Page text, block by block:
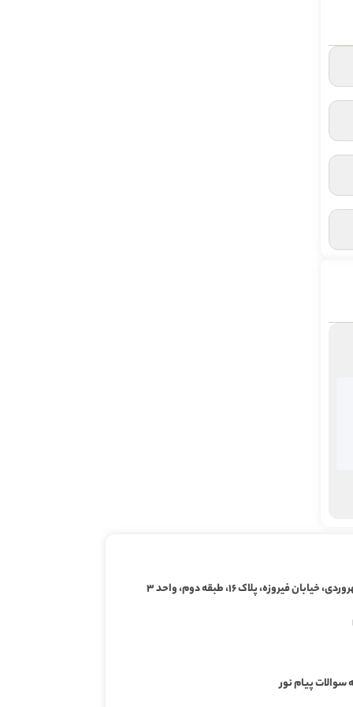
فیروزه، پلاک ۱۶، طبقه دوم، واحد ۳
سوالات پیام نور